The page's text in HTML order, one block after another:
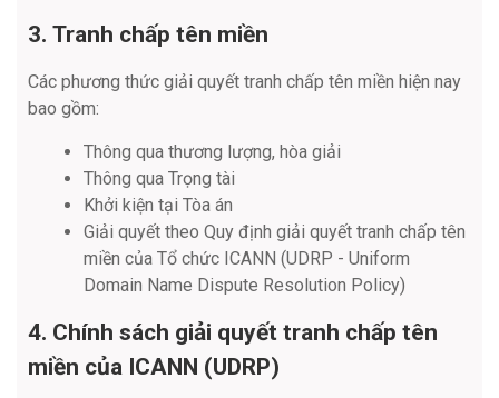
3. Tranh chấp tên miền
Các phương thức giải quyết tranh chấp tên miền hiện nay
bao gồm:
Thông qua thương lượng, hòa giải
Thông qua Trọng tài
Khởi kiện tại Tòa án
Giải quyết theo Quy định giải quyết tranh chấp tên
miền của Tổ chức ICANN (UDRP - Uniform
Domain Name Dispute Resolution Policy)
4. Chính sách giải quyết tranh chấp tên
miền của ICANN (UDRP)